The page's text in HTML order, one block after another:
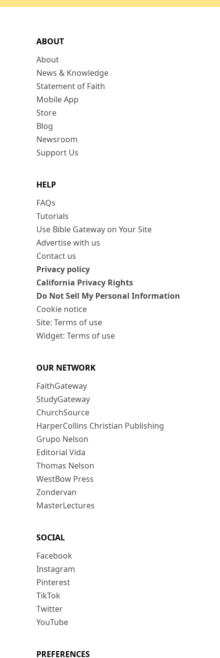
ABOUT
About
News & Knowledge
Statement of Faith
Mobile App
Store
Blog
Newsroom
Support Us
HELP
FAQs
Tutorials
Use Bible Gateway on Your Site
Advertise with us
Contact us
Privacy policy
California Privacy Rights
Do Not Sell My Personal Information
Cookie notice
Site: Terms of use
Widget: Terms of use
OUR NETWORK
FaithGateway
StudyGateway
ChurchSource
HarperCollins Christian Publishing
Grupo Nelson
Editorial Vida
Thomas Nelson
WestBow Press
Zondervan
MasterLectures
SOCIAL
Facebook
Instagram
Pinterest
TikTok
Twitter
YouTube
PREFERENCES